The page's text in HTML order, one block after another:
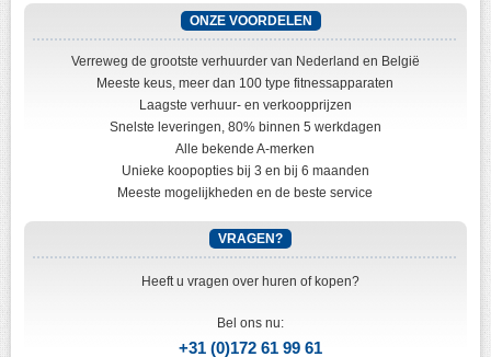
ONZE VOORDELEN
Verreweg de grootste verhuurder van Nederland en België
Meeste keus, meer dan 100 type fitnessapparaten
Laagste verhuur- en verkoopprijzen
Snelste leveringen, 80% binnen 5 werkdagen
Alle bekende A-merken
Unieke koopopties bij 3 en bij 6 maanden
Meeste mogelijkheden en de beste service
VRAGEN?
Heeft u vragen over huren of kopen?
Bel ons nu:
+31 (0)172 61 99 61